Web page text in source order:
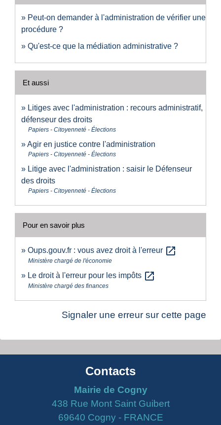
Peut-on demander à l'administration de vérifier une
procédure ?
Qu'est-ce que la médiation administrative ?
Et aussi
Litiges avec l'administration : recours administratif,
défenseur des droits
Papiers - Citoyenneté - Élections
Agir en justice contre l'administration
Papiers - Citoyenneté - Élections
Litige avec l'administration : saisir le Défenseur
des droits
Papiers - Citoyenneté - Élections
Pour en savoir plus
Oups.gouv.fr : vous avez droit à l'erreur open_in_new
Ministère chargé de l'économie
Le droit à l'erreur pour les impôts open_in_new
Ministère chargé des finances
Signaler une erreur sur cette page
Contacts
Mairie de Cogny
438 Rue Mont Saint Guibert
69640 Cogny - FRANCE